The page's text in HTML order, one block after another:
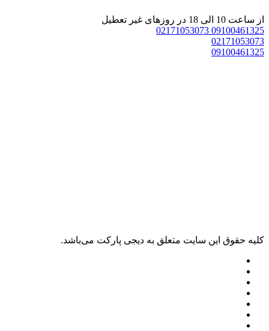
از ساعت 10 الی 18 در روزهای غیر تعطیل
09100461325
02171053073
02171053073
09100461325
کليه حقوق اين سايت متعلق به دیجی پارکت می‌باشد.